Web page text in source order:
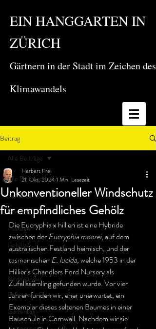
EIN HANGGARTEN IN
ZÜRICH
Gärtnern in der Stadt im Zeichen des
Klimawandels
Beitrag
Alle Beiträge
Flower Show
Stauden
Pflanzen
Gehölze
Garten
Klimawandel
Botanische Reise
Gartentag
Alle Beiträge
Unkonventioneller Windschutz
für empfindliches Gehölz
Herbert Frei
21. Okt. 20241 Min. Lesezeit
Die Eucryphia x hillieri ist eine Hybride
zwischen der Eucryphia moorei, auf dem
australischen Festland heimisch, und der
tasmanischen E. lucida, welche 1953 in der
Hillier’s Chandlers Ford Nursery als
Zufallssämling gefunden wurde. Vor vier
Jahren fanden wir, eher unerwartet, ein
Exemplar dieses seltenen Baumes in einer
Bauschule in Cornwall. Nachdem wir sie